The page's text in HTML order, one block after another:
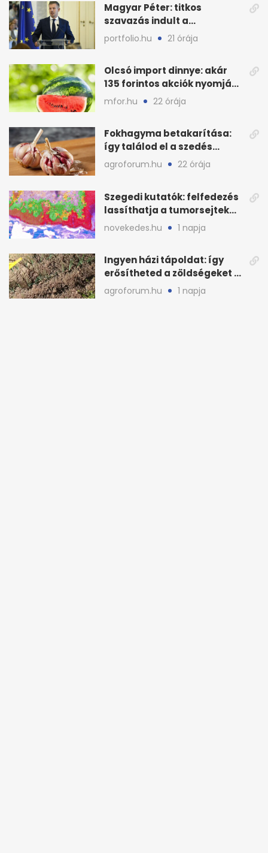
Magyar Péter: titkos
szavazás indult a
köztársasági elnökjelöltről
portfolio.hu 21 órája
Olcsó import dinnye: akár
135 forintos akciók nyomják
le a piacot
mfor.hu 22 órája
Fokhagyma betakarítása:
így találod el a szedés
legjobb időpontját
agroforum.hu 22 órája
Szegedi kutatók: felfedezés
lassíthatja a tumorsejtek
terjedését
novekedes.hu 1 napja
Ingyen házi tápoldat: így
erősítheted a zöldségeket a
hőhullám után
agroforum.hu 1 napja